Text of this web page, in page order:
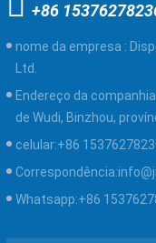
+86
nome da empresa :
Ltd.
Endereço da companhia
de Wudi, Binzhou,
celular:+86
Correspondência:
Whatsapp:+86